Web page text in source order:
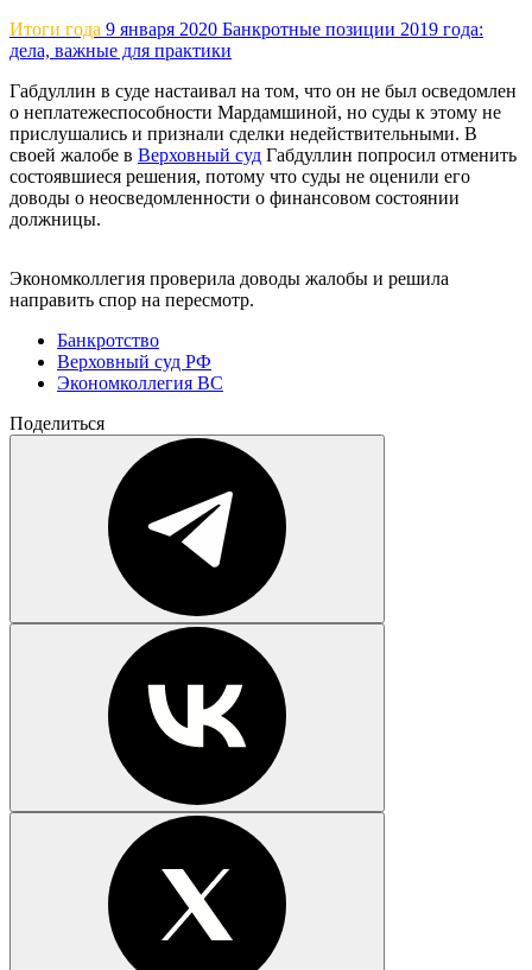
Итоги года 9 января 2020 Банкротные позиции 2019 года:
дела, важные для практики
Габдуллин в суде настаивал на том, что он не был осведомлен
о неплатежеспособности Мардамшиной, но суды к этому не
прислушались и признали сделки недействительными. В
своей жалобе в Верховный суд Габдуллин попросил отменить
состоявшиеся решения, потому что суды не оценили его
доводы о неосведомленности о финансовом состоянии
должницы.
Экономколлегия проверила доводы жалобы и решила
направить спор на пересмотр.
Банкротство
Верховный суд РФ
Экономколлегия ВС
Поделиться